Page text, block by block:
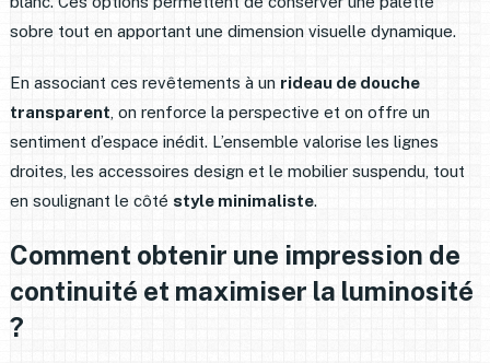
sobre tout en apportant une dimension visuelle dynamique.
En associant ces revêtements à un rideau de douche
transparent , on renforce la perspective et on offre un
sentiment d’espace inédit. L’ensemble valorise les lignes
droites, les accessoires design et le mobilier suspendu, tout
en soulignant le côté style minimaliste.
Comment obtenir une impression de
continuité et maximiser la luminosité
?